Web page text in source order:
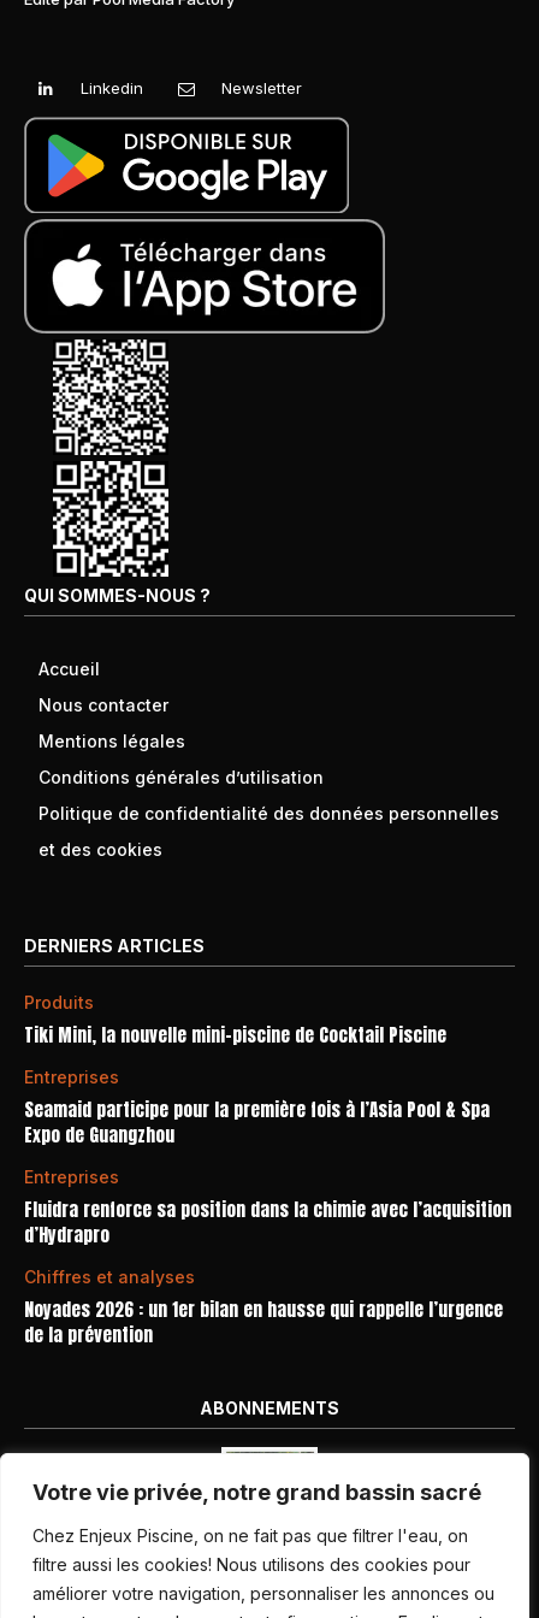
Votre vie privée, notre grand bassin sacré
Chez Enjeux Piscine, on ne fait pas que filtrer l'eau, on
filtre aussi les cookies! Nous utilisons des cookies pour
améliorer votre navigation, personnaliser les annonces ou
Linkedin Newsletter
QUI SOMMES-NOUS ?
Accueil
Nous contacter
Mentions légales
Conditions générales d’utilisation
Politique de confidentialité des données personnelles
et des cookies
DERNIERS ARTICLES
Produits
Tiki Mini, la nouvelle mini-piscine de Cocktail Piscine
Entreprises
Seamaid participe pour la première fois à l’Asia Pool & Spa
Expo de Guangzhou
Entreprises
Fluidra renforce sa position dans la chimie avec l’acquisition
d’Hydrapro
Chiffres et analyses
Noyades 2026 : un 1er bilan en hausse qui rappelle l’urgence
de la prévention
ABONNEMENTS
Nos dernières parutions